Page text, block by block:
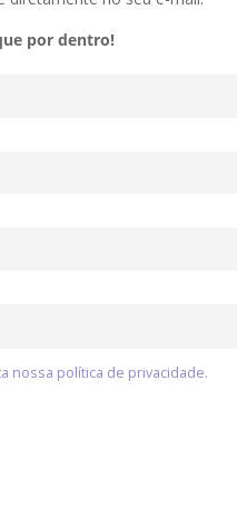
por dentro!
nossa política de privacidade.